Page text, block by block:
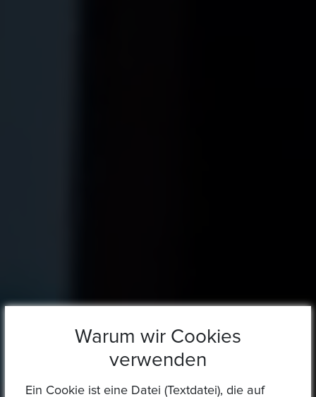
Warum wir Cookies
verwenden
Ein Cookie ist eine Datei (Textdatei), die auf